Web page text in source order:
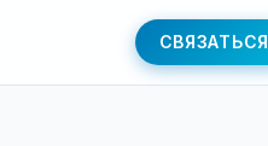
СВЯЗАТЬСЯ